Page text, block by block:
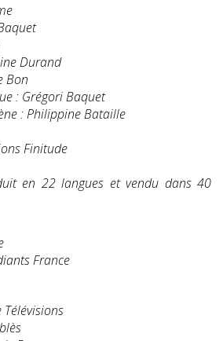
Durand
Bon
: Grégori Baquet
: Philippine Bataille
Finitude
en 22 langues et vendu dans 40
France
Télévisions